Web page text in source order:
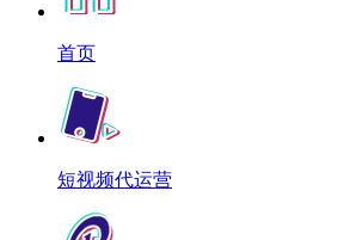
首页
短视频代运营